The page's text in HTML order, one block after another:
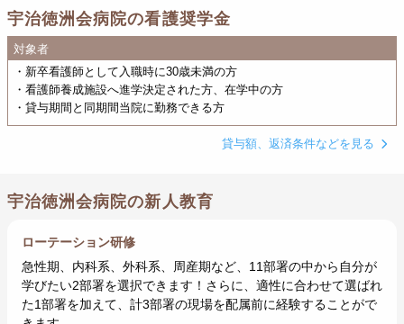
宇治徳洲会病院の看護奨学金
対象者
・新卒看護師として入職時に30歳未満の方
・看護師養成施設へ進学決定された方、在学中の方
・貸与期間と同期間当院に勤務できる方
貸与額、返済条件などを見る
宇治徳洲会病院の新人教育
ローテーション研修
急性期、内科系、外科系、周産期など、11部署の中から自分が
学びたい2部署を選択できます！さらに、適性に合わせて選ばれ
た1部署を加えて、計3部署の現場を配属前に経験することがで